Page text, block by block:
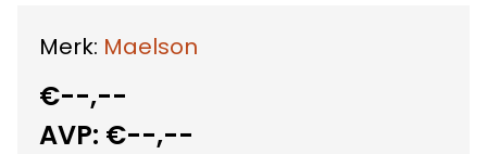
Merk: Maelson
€--,--
AVP: €--,--